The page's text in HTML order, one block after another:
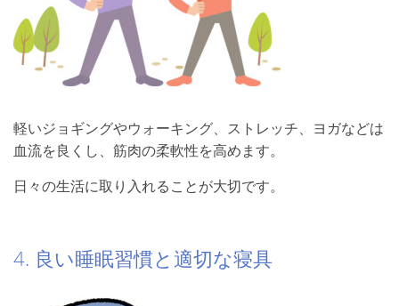
軽いジョギングやウォーキング、ストレッチ、ヨガなどは
血流を良くし、筋肉の柔軟性を高めます。
日々の生活に取り入れることが大切です。
4. 良い睡眠習慣と適切な寝具